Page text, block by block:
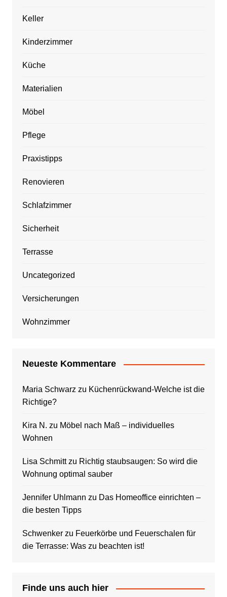
Keller
Kinderzimmer
Küche
Materialien
Möbel
Pflege
Praxistipps
Renovieren
Schlafzimmer
Sicherheit
Terrasse
Uncategorized
Versicherungen
Wohnzimmer
Neueste Kommentare
Maria Schwarz zu Küchenrückwand-Welche ist die
Richtige?
Kira N. zu Möbel nach Maß – individuelles
Wohnen
Lisa Schmittzu Richtig staubsaugen: So wird die
Wohnung optimal sauber
Jennifer Uhlmann zu Das Homeoffice einrichten –
die besten Tipps
Schwenkerzu Feuerkörbe und Feuerschalen für
die Terrasse: Was zu beachten ist!
Finde uns auch hier